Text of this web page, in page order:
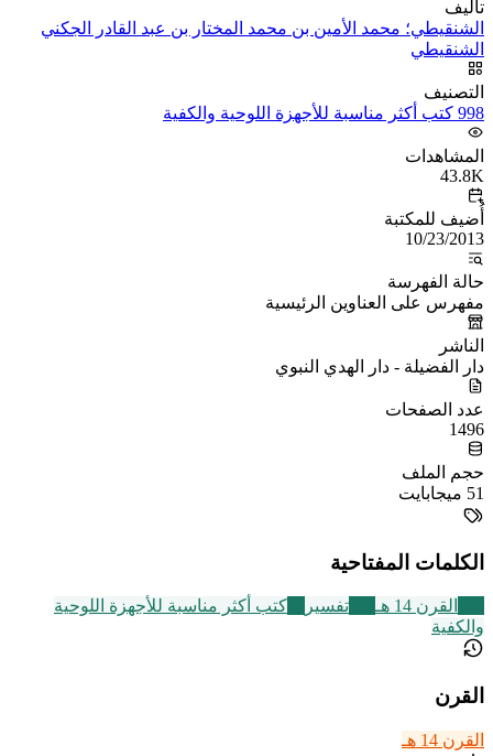
تأليف
الشنقيطي؛ محمد الأمين بن محمد المختار بن عبد القادر الجكني
الشنقيطي
التصنيف
998 كتب أكثر مناسبة للأجهزة اللوحية والكفية
المشاهدات
43.8K
أُضيف للمكتبة
10/23/2013
حالة الفهرسة
مفهرس على العناوين الرئيسية
الناشر
دار الفضيلة - دار الهدي النبوي
عدد الصفحات
1496
حجم الملف
51 ميجابايت
الكلمات المفتاحية
القرن 14 هـ تفسير
كتب أكثر مناسبة للأجهزة اللوحية
والكفية
القرن
القرن 14 هـ